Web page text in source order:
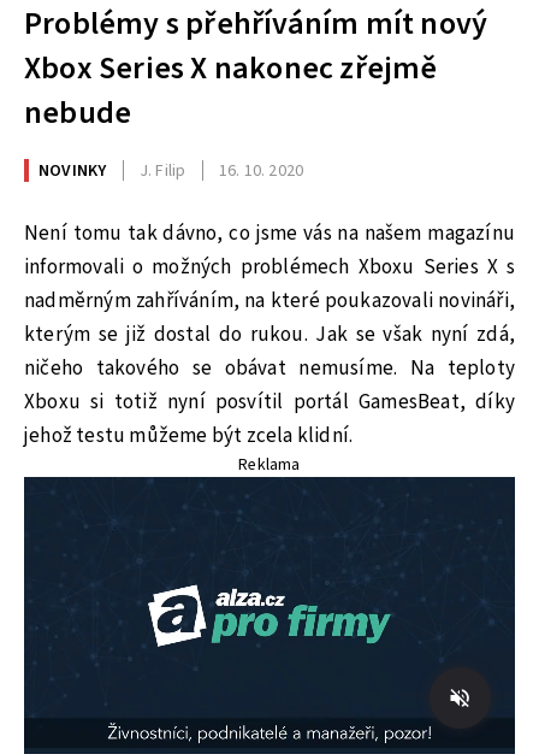
Problémy s přehříváním mít nový
Xbox Series X nakonec zřejmě
nebude
NOVINKY J. Filip 16. 10. 2020
Není tomu tak dávno, co jsme vás na našem magazínu
informovali o možných problémech Xboxu Series X s
nadměrným zahříváním, na které poukazovali novináři,
kterým se již dostal do rukou. Jak se však nyní zdá,
ničeho takového se obávat nemusíme. Na teploty
Xboxu si totiž nyní posvítil portál GamesBeat, díky
jehož testu můžeme být zcela klidní.
Reklama